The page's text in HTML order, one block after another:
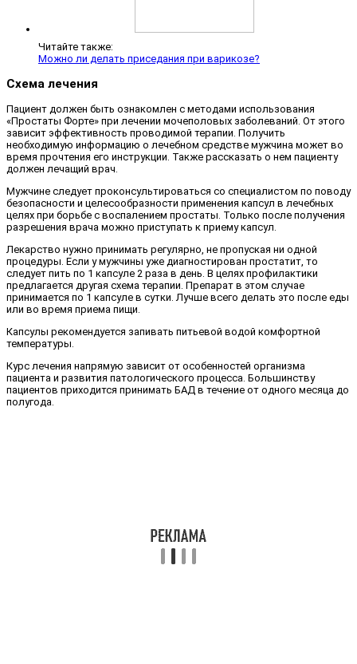
Читайте также:
Можно ли делать приседания при варикозе?
Схема лечения
Пациент должен быть ознакомлен с методами использования
«Простаты Форте» при лечении мочеполовых заболеваний. От этого
зависит эффективность проводимой терапии. Получить
необходимую информацию о лечебном средстве мужчина может во
время прочтения его инструкции. Также рассказать о нем пациенту
должен лечащий врач.
Мужчине следует проконсультироваться со специалистом по поводу
безопасности и целесообразности применения капсул в лечебных
целях при борьбе с воспалением простаты. Только после получения
разрешения врача можно приступать к приему капсул.
Лекарство нужно принимать регулярно, не пропуская ни одной
процедуры. Если у мужчины уже диагностирован простатит, то
следует пить по 1 капсуле 2 раза в день. В целях профилактики
предлагается другая схема терапии. Препарат в этом случае
принимается по 1 капсуле в сутки. Лучше всего делать это после еды
или во время приема пищи.
Капсулы рекомендуется запивать питьевой водой комфортной
температуры.
Курс лечения напрямую зависит от особенностей организма
пациента и развития патологического процесса. Большинству
пациентов приходится принимать БАД в течение от одного месяца до
полугода.